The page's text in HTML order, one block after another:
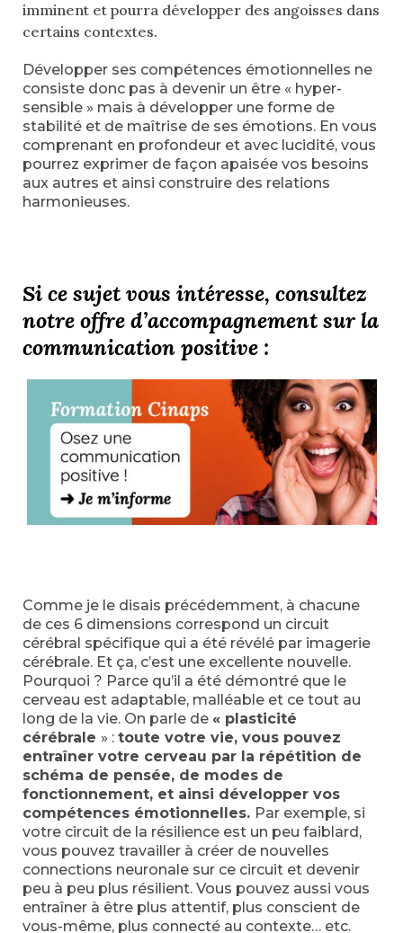
imminent et pourra développer des angoisses dans
certains contextes.
Développer ses compétences émotionnelles ne
consiste donc pas à devenir un être « hyper-
sensible » mais à développer une forme de
stabilité et de maîtrise de ses émotions. En vous
comprenant en profondeur et avec lucidité, vous
pourrez exprimer de façon apaisée vos besoins
aux autres et ainsi construire des relations
harmonieuses.
Si ce sujet vous intéresse, consultez
notre offre d’accompagnement sur la
communication positive :
Comme je le disais précédemment, à chacune
de ces 6 dimensions correspond un circuit
cérébral spécifique qui a été révélé par imagerie
cérébrale. Et ça, c’est une excellente nouvelle.
Pourquoi ? Parce qu’il a été démontré que le
cerveau est adaptable, malléable et ce tout au
long de la vie. On parle de « plasticité
cérébrale » : toute votre vie, vous pouvez
entraîner votre cerveau par la répétition de
schéma de pensée, de modes de
fonctionnement, et ainsi développer vos
compétences émotionnelles. Par exemple, si
votre circuit de la résilience est un peu faiblard,
vous pouvez travailler à créer de nouvelles
connections neuronale sur ce circuit et devenir
peu à peu plus résilient. Vous pouvez aussi vous
entraîner à être plus attentif, plus conscient de
vous-même, plus connecté au contexte… etc.